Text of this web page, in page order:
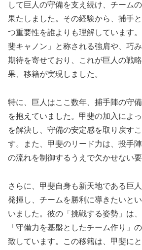
して巨人の守備を支え続け、チーム
果たしました。その経験から、捕手
つ重要性を誰よりも理解しています
斐キャノン」と称される強肩や、巧
期待を寄せており、これが巨人の戦
果、移籍が実現しました。
特に、巨人はここ数年、捕手陣の守
を抱えていました。甲斐の加入によ
を解決し、守備の安定感を取り戻す
す。また、甲斐のリード力は、投手
の流れを制御するうえで欠かせない
さらに、甲斐自身も新天地である巨
発揮し、チームを勝利に導きたいと
いました。彼の「挑戦する姿勢」は
「守備力を基盤としたチーム作り」
致しています。この移籍は、甲斐に